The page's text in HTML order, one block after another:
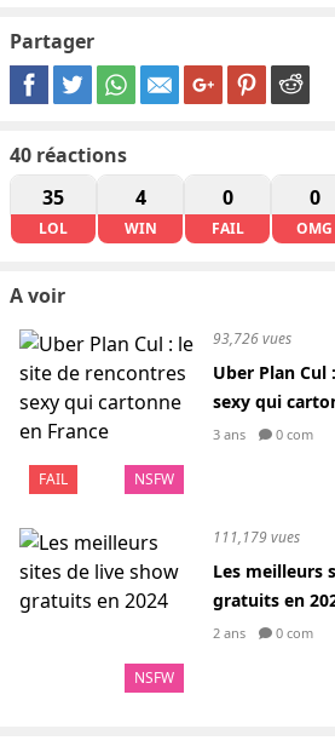
Partager
40 réactions
35
LOL
4
WIN
0
FAIL
0
OMG
A voir
FAIL NSFW
93,726 vues
Uber Plan
sexy qui
3 ans 0 com
NSFW
111,179 vues
Les meilleurs
gratuits en
2 ans 0 com